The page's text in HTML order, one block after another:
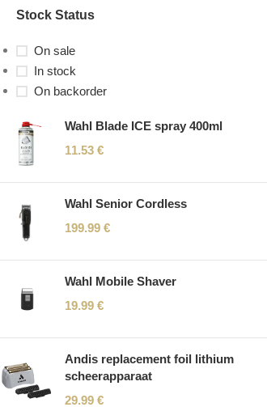
Stock Status
On sale
In stock
On backorder
Wahl Blade ICE spray 400ml
11.53 €
Wahl Senior Cordless
199.99 €
Wahl Mobile Shaver
19.99 €
Andis replacement foil lithium
scheerapparaat
29.99 €